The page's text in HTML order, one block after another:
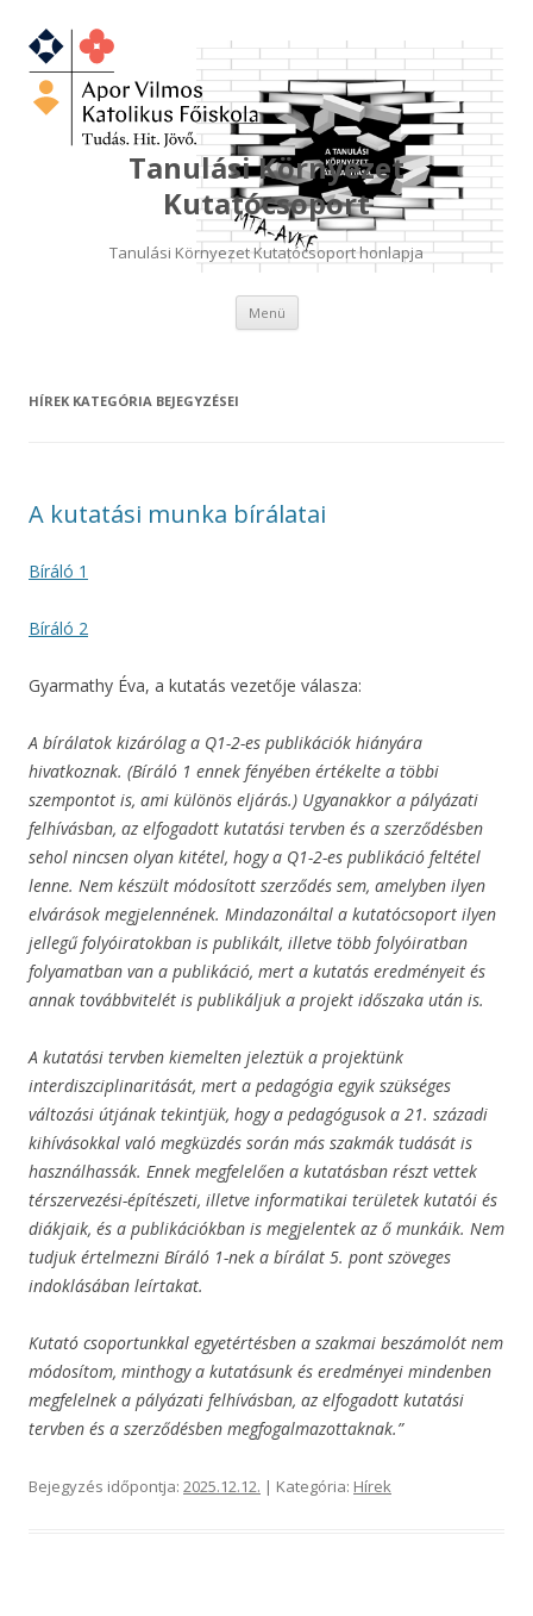
Tanulási Környezet
Kutatócsoport
Tanulási Környezet Kutatócsoport honlapja
Menü Kilépés
tartalomba
HÍREK KATEGÓRIA BEJEGYZÉSEI
A kutatási munka bírálatai
Bíráló 1
Bíráló 2
Gyarmathy Éva, a kutatás vezetője válasza:
A bírálatok kizárólag a Q1-2-es publikációk hiányára
hivatkoznak. (Bíráló 1 ennek fényében értékelte a többi
szempontot is, ami különös eljárás.) Ugyanakkor a pályázati
felhívásban, az elfogadott kutatási tervben és a szerződésben
sehol nincsen olyan kitétel, hogy a Q1-2-es publikáció feltétel
lenne. Nem készült módosított szerződés sem, amelyben ilyen
elvárások megjelennének. Mindazonáltal a kutatócsoport ilyen
jellegű folyóiratokban is publikált, illetve több folyóiratban
folyamatban van a publikáció, mert a kutatás eredményeit és
annak továbbvitelét is publikáljuk a projekt időszaka után is.
A kutatási tervben kiemelten jeleztük a projektünk
interdiszciplinaritását, mert a pedagógia egyik szükséges
változási útjának tekintjük, hogy a pedagógusok a 21. századi
kihívásokkal való megküzdés során más szakmák tudását is
használhassák. Ennek megfelelően a kutatásban részt vettek
térszervezési-építészeti, illetve informatikai területek kutatói és
diákjaik, és a publikációkban is megjelentek az ő munkáik. Nem
tudjuk értelmezni Bíráló 1-nek a bírálat 5. pont szöveges
indoklásában leírtakat.
Kutató csoportunkkal egyetértésben a szakmai beszámolót nem
módosítom, minthogy a kutatásunk és eredményei mindenben
megfelelnek a pályázati felhívásban, az elfogadott kutatási
tervben és a szerződésben megfogalmazottaknak.”
Bejegyzés időpontja: 2025.12.12. | Kategória: Hírek